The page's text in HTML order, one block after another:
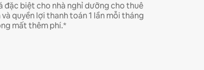
đặc biệt cho nhà nghỉ dưỡng cho thuê
và quyền lợi thanh toán 1 lần mỗi tháng
mất thêm phí.*